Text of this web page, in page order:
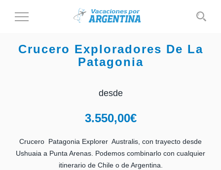
Cambiar
de
Crucero Exploradores De La
Patagonia
desde
3.550,00€
Crucero Patagonia Explorer Australis, con trayecto desde
Ushuaia a Punta Arenas. Podemos combinarlo con cualquier
itinerario de Chile o de Argentina.